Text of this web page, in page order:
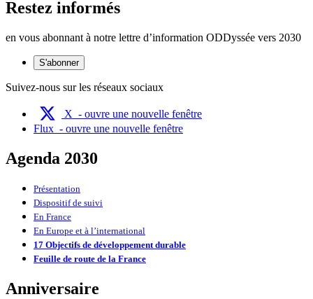
Restez informés
en vous abonnant à notre lettre d’information ODDyssée vers 2030
S'abonner
Suivez-nous sur les réseaux sociaux
X - ouvre une nouvelle fenêtre
Flux - ouvre une nouvelle fenêtre
Agenda 2030
Présentation
Dispositif de suivi
En France
En Europe et à l’international
17 Objectifs de développement durable
Feuille de route de la France
Anniversaire